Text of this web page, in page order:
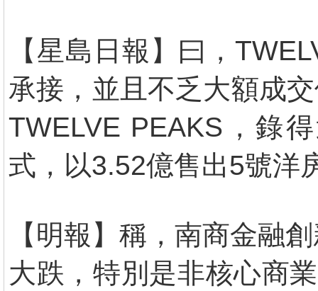
【星島日報】曰，
承接，並且不乏大額成
TWELVE PEAKS，錄
式，以3.52億售出5號洋
【明報】稱，南商金融
大跌，特別是非核心商